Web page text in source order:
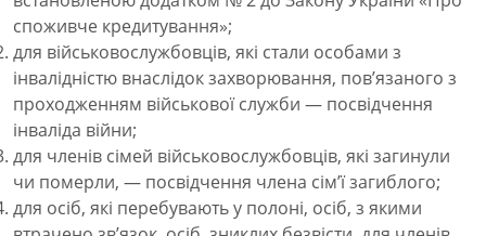
споживче кредитування»;
для військовослужбовців, які стали особами з
інвалідністю внаслідок захворювання, пов’язаного з
проходженням військової служби — посвідчення
інваліда війни;
для членів сімей військовослужбовців, які загинули
чи померли, — посвідчення члена сім’ї загиблого;
для осіб, які перебувають у полоні, осіб, з якими